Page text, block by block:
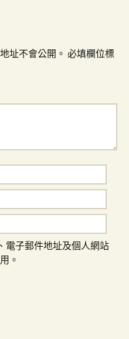
址不會公開。 必填欄位標
電子郵件地址及個人網站
。